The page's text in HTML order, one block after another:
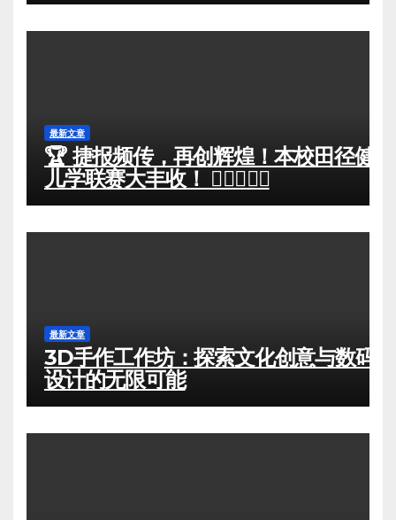
最新文章
🏆 捷报频传，再创辉煌！本校田径健
儿学联赛大丰收！ 🏃‍♀️🏃‍♂️✨
最新文章
3D手作工作坊：探索文化创意与数码
设计的无限可能